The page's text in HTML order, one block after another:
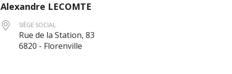
Alexandre LECOMTE
SIÈGE SOCIAL
Rue de la Station, 83
6820 - Florenville